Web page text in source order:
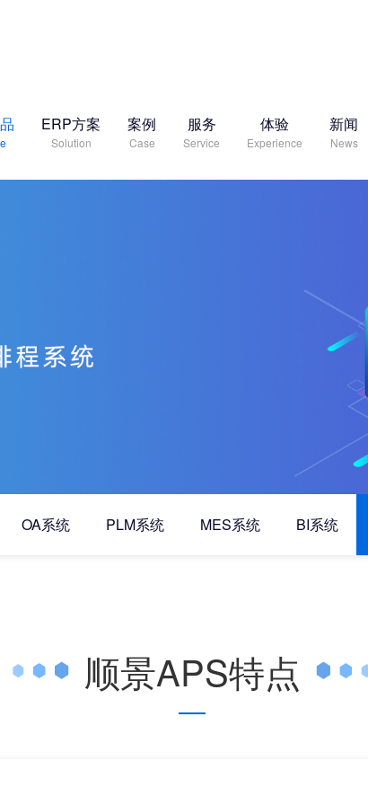
ERP方案
Solution
案例
Case
服务
Service
体验
Experience
新闻
News
OA系统 PLM系统 MES系统 BI系统
顺景APS特点